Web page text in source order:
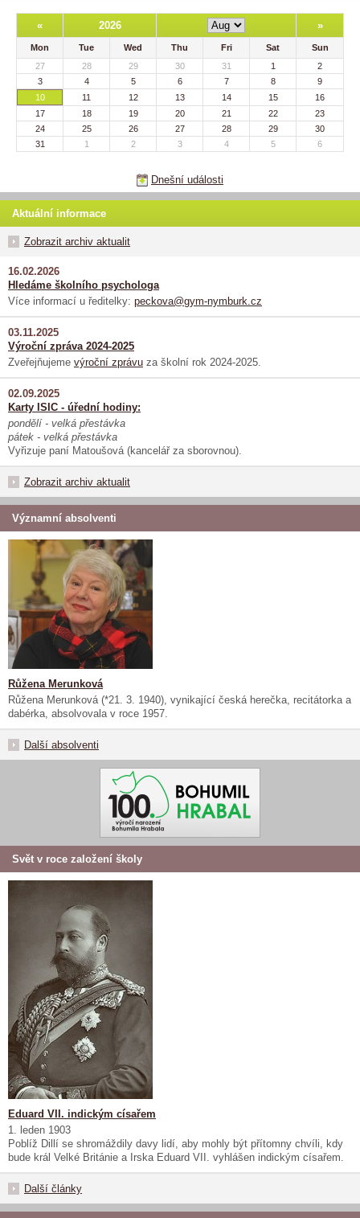
« 2026 »
Mon Tue Wed Thu Fri Sat
Sun
27
28 29 30 31 1
2
3
4 5 6 7 8
9
10
11 12 13 14 15
16
17
18 19 20 21 22
23
24
25 26 27 28 29
30
31
1 2 3 4 5 6
Dnešní události
Aktuální informace
Zobrazit archiv aktualit
16.02.2026
Hledáme školního psychologa
Více informací u ředitelky: peckova@gym-nymburk.cz
03.11.2025
Výroční zpráva 2024-2025
Zveřejňujeme výroční zprávu za školní rok 2024-2025.
02.09.2025
Karty ISIC - úřední hodiny:
pondělí - velká přestávka
pátek - velká přestávka
Vyřizuje paní Matoušová (kancelář za sborovnou).
Zobrazit archiv aktualit
Významní absolventi
Růžena Merunková
Růžena Merunková (*21. 3. 1940), vynikající česká herečka, recitátorka a
dabérka, absolvovala v roce 1957.
Další absolventi
Svět v roce založení školy
Eduard VII. indickým císařem
1. leden 1903
Poblíž Dillí se shromáždily davy lidí, aby mohly být přítomny chvíli, kdy
bude král Velké Británie a Irska Eduard VII. vyhlášen indickým císařem.
Další články